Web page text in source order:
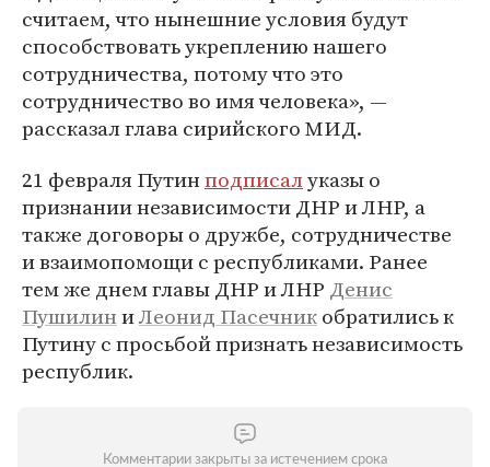
считаем, что нынешние условия будут
способствовать укреплению нашего
сотрудничества, потому что это
сотрудничество во имя человека», —
рассказал глава сирийского МИД.
21 февраля Путинподписалуказы о
признании независимости ДНР и ЛНР, а
также договоры о дружбе, сотрудничестве
и взаимопомощи с республиками. Ранее
тем же днем главы ДНР и ЛНР Денис
ПушилиниЛеонид Пасечникобратились к
Путину с просьбой признать независимость
республик.
Комментарии закрыты за истечением срока